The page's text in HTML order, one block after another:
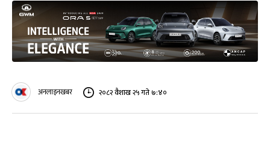
अनलाइनखबर २०८२ वैशाख २५ गते ७:४०